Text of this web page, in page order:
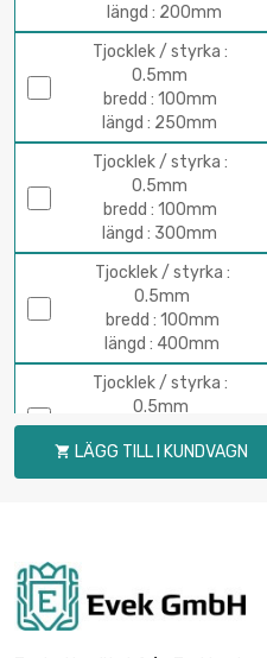
längd : 200mm
Tjocklek / styrka :
0.5mm
bredd : 100mm
längd : 250mm
Tjocklek / styrka :
0.5mm
bredd : 100mm
längd : 300mm
Tjocklek / styrka :
0.5mm
bredd : 100mm
längd : 400mm
Tjocklek / styrka :
0.5mm
bredd : 100mm
längd : 500mm
Tjocklek / styrka :
 LÄGG TILL I KUNDVAGN